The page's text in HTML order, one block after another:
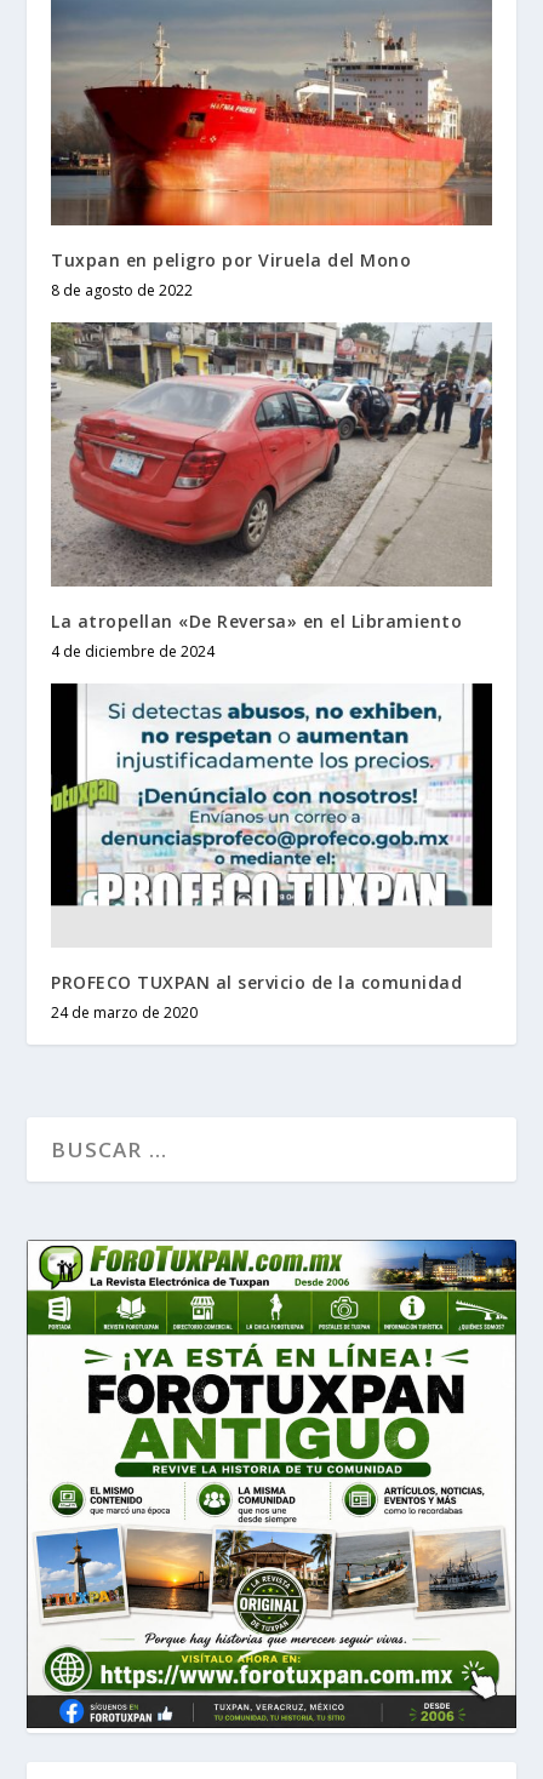
Tuxpan en peligro por Viruela del Mono
8 de agosto de 2022
La atropellan «De Reversa» en el Libramiento
4 de diciembre de 2024
PROFECO TUXPAN al servicio de la comunidad
24 de marzo de 2020